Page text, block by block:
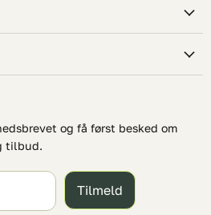
og få først besked om
tilbud.
Tilmeld